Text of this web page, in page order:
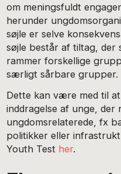
om meningsfuldt
herunder
søjle er selve
søjle består af tiltag, der
rammer forskellige
særligt sårbare grupper.
Dette kan være med til
inddragelse af unge,
ungdomsrelaterede, fx
politikker eller
Youth Test her.